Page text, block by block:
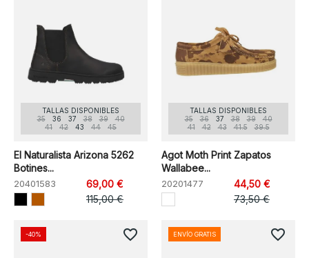
TALLAS DISPONIBLES
35
36 37 38 39
40
41
42 43 44 45
El Naturalista Arizona 5262
Botines...
20401583
69,00 €
115,00 €
TALLAS DISPONIBLES
35
36 37 38 39
40
41
42 43 41.5 39.5
Agot Moth Print Zapatos
Wallabee...
20201477
44,50 €
73,50 €
-40% favorite_border ENVÍO GRATIS favorite_border